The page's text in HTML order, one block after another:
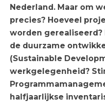
Nederland. Maar om
precies? Hoeveel
worden gerealiseerd?
de duurzame
(Sustainable
werkgelegenheid?
halfjaarlijkse